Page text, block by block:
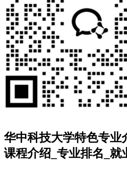
华中科技大学特色专业
课程介绍_专业排名_就